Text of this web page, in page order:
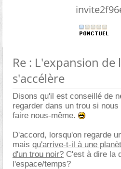
Re : L'expansion de
s'accélère
Disons qu'il est conseillé de
regarder dans un trou si
faire nous-même.
D'accord, lorsqu'on regarde
mais qu'arrive-t-il à une
d'un trou noir? C'est à dire la
l'espace/temps?